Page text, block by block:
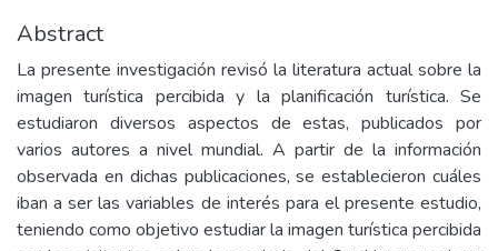
Abstract
La presente investigación revisó la literatura actual sobre la
imagen turística percibida y la planificación turística. Se
estudiaron diversos aspectos de estas, publicados por
varios autores a nivel mundial. A partir de la información
observada en dichas publicaciones, se establecieron cuáles
iban a ser las variables de interés para el presente estudio,
teniendo como objetivo estudiar la imagen turística percibida